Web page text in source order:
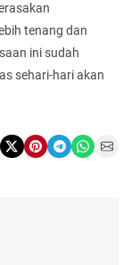
tenang dan
ini sudah
sehari-hari akan
Share on X Share on Pinterest Share on Telegram Share on WhatsApp Share on Email